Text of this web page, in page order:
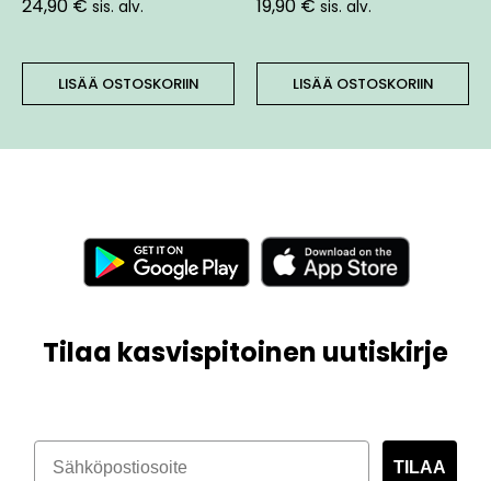
24,90 € sis. alv.
LISÄÄ OSTOSKORIIN
19,90 € sis. alv.
LISÄÄ OSTOSKORIIN
Tilaa kasvispitoinen uutiskirje
TILAA